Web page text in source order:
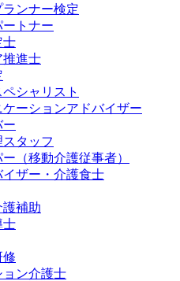
ンナー検定
トナー
士
推進士
シャリスト
ーションアドバイザー
ー
タッフ
（移動介護従事者）
ザー・介護食士
補助
士
修
ョン介護士